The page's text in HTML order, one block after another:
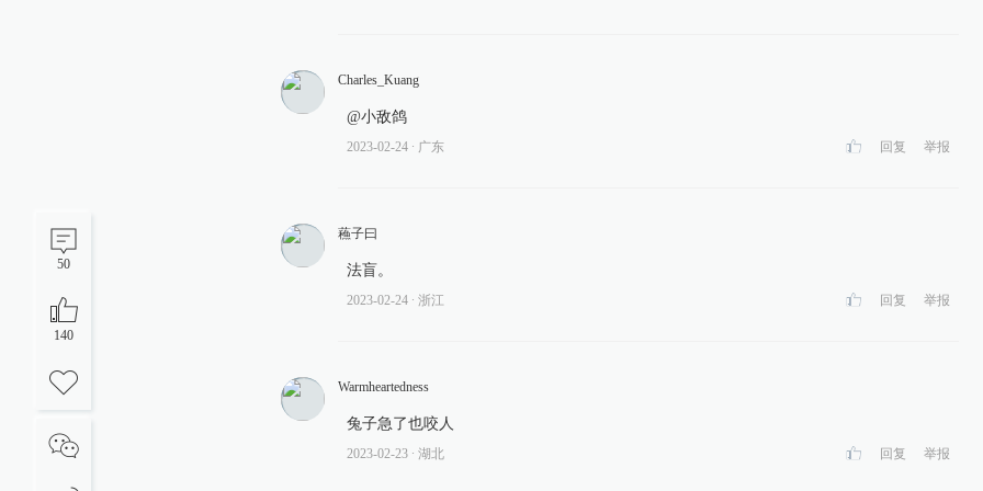
50
140
Charles_Kuang
@小敌鸽
2023-02-24 ∙ 广东 回复 举报
蘓子曰
法盲。
2023-02-24 ∙ 浙江 回复 举报
Warmheartedness
兔子急了也咬人
2023-02-23 ∙ 湖北 回复 举报